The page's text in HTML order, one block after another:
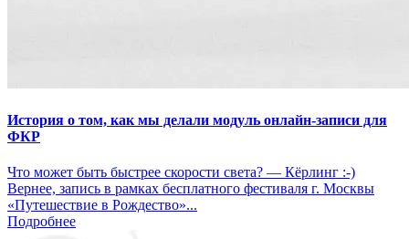
История о том, как мы делали модуль онлайн-записи для
ФКР
Что может быть быстрее скорости света? — Кёрлинг :-)
Вернее, запись в рамках бесплатного фестиваля г. Москвы
«Путешествие в Рождество»...
Подробнее